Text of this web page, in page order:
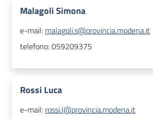
Malagoli Simona
e-mail: malagoli.s@provincia.modena.it
telefono:059209375
Rossi Luca
e-mail: rossi.l@provincia.modena.it